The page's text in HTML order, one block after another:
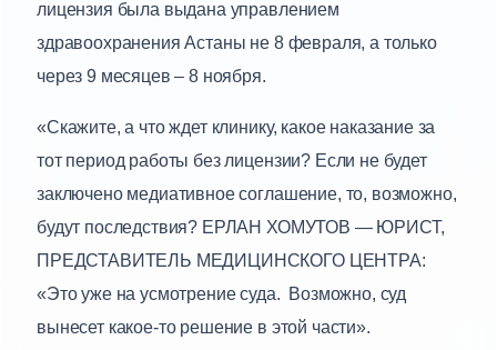
лицензия была выдана управлением
здравоохранения Астаны не 8 февраля, а только
через 9 месяцев – 8 ноября.
«Скажите, а что ждет клинику, какое наказание за
тот период работы без лицензии? Если не будет
заключено медиативное соглашение, то, возможно,
будут последствия? ЕРЛАН ХОМУТОВ — ЮРИСТ,
ПРЕДСТАВИТЕЛЬ МЕДИЦИНСКОГО ЦЕНТРА:
«Это уже на усмотрение суда. Возможно, суд
вынесет какое-то решение в этой части».